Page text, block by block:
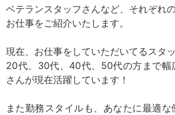
ベテランスタッフさんなど、それぞれ
お仕事をご紹介いたします。
現在、お仕事をしていただいてるスタ
20代、30代、40代、50代の方まで幅
さんが現在活躍しています！
また勤務スタイルも、あなたに最適な